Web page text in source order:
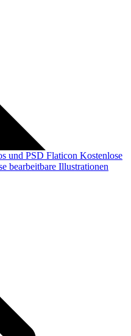
und PSD Flaticon Kostenlose
bearbeitbare Illustrationen